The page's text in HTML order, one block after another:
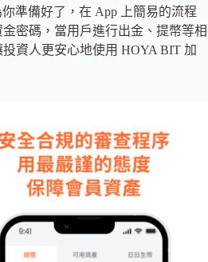
準備好了，在 App 上簡易的流程
密碼，當用戶進行出金、提幣等相
資人更安心地使用 HOYA BIT 加